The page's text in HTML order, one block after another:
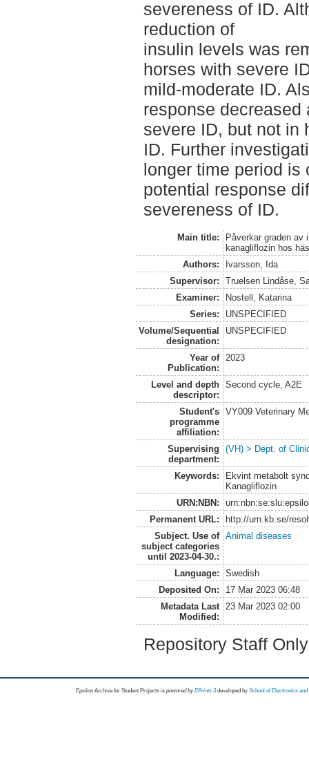
severeness of ID.
reduction of
insulin levels was
horses with severe
mild-moderate ID.
response decreased
severe ID, but not in
ID. Further
longer time period is
potential response
severeness of ID.
Main title:
Påverkar graden av
kanagliflozin hos
Authors:
Ivarsson, Ida
Supervisor:
Truelsen Lindåse,
Examiner:
Nostell, Katarina
Series:
UNSPECIFIED
Volume/Sequential
designation:
UNSPECIFIED
Year of
Publication:
2023
Level and depth
descriptor:
Second cycle, A2E
Student's
programme
affiliation:
VY009 Veterinary
Supervising
department:
(VH) > Dept. of
Keywords:
Ekvint metabolt
Kanagliflozin
URN:NBN:
Permanent URL:
http://urn.kb.se/
Subject. Use of
subject categories
until 2023-04-30.:
Animal diseases
Language:
Swedish
Deposited On:
17 Mar 2023 06:48
Metadata Last
Modified:
23 Mar 2023 02:00
Repository Staff
Epsilon Archive for Student Projects is powored byEPrints 3 developed by School of Electronics